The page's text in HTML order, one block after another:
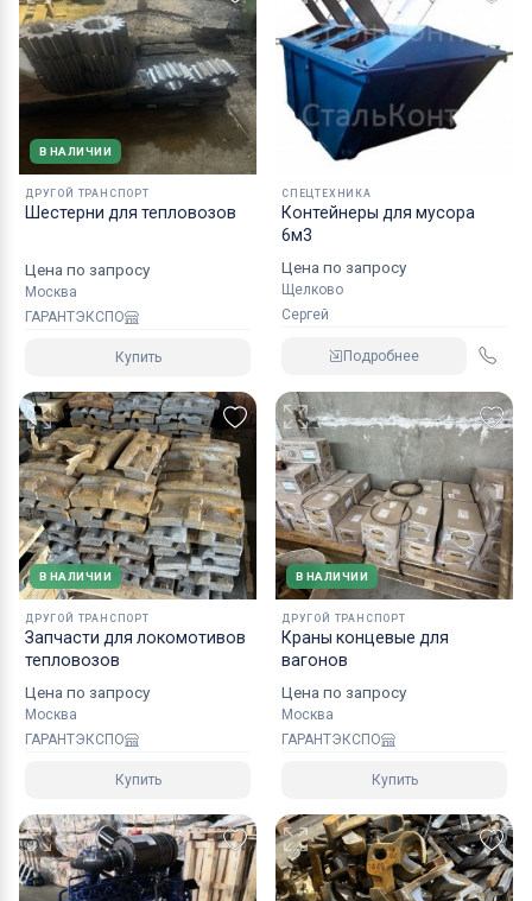
В НАЛИЧИИ
ДРУГОЙ ТРАНСПОРТ
Шестерни для тепловозов
Цена по запросу
Москва
ГАРАНТЭКСПО
Купить
СПЕЦТЕХНИКА
Контейнеры для мусора
6м3
Цена по запросу
Щелково
Сергей
Подробнее
В НАЛИЧИИ
ДРУГОЙ ТРАНСПОРТ
Запчасти для локомотивов
тепловозов
Цена по запросу
Москва
ГАРАНТЭКСПО
Купить
В НАЛИЧИИ
ДРУГОЙ ТРАНСПОРТ
Краны концевые для
вагонов
Цена по запросу
Москва
ГАРАНТЭКСПО
Купить